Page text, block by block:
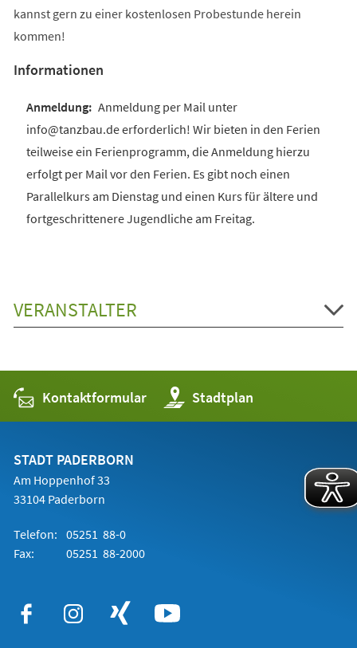
kannst gern zu einer kostenlosen Probestunde herein
kommen!
Informationen
Anmeldung per Mail unter
info@tanzbau.de erforderlich! Wir bieten in den Ferien
teilweise ein Ferienprogramm, die Anmeldung hierzu
erfolgt per Mail vor den Ferien. Es gibt noch einen
Parallelkurs am Dienstag und einen Kurs für ältere und
fortgeschrittenere Jugendliche am Freitag.
VERANSTALTER
Kontaktformular Stadtplan
(Öffnet
in
einem
STADT PADERBORN
Am Hoppenhof 33
33104 Paderborn
Telefon: 05251 88-0
Fax:
05251 88-2000